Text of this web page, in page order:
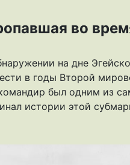
во
на дне
в годы Второй
был одним из
истории этой